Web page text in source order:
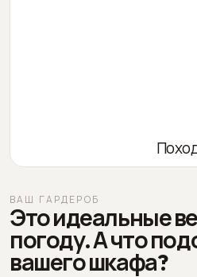
ВАШ ГАРДЕРОБ
Это идеальные
погоду. А что
вашего шкафа?